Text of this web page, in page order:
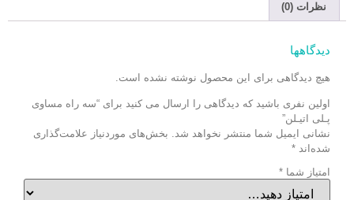
نظرات (0)
دیدگاهها
هیچ دیدگاهی برای این محصول نوشته نشده است.
اولین نفری باشید که دیدگاهی را ارسال می کنید برای “سه راه مساوی
پـلی اتیـلن”
نشانی ایمیل شما منتشر نخواهد شد. بخش‌های موردنیاز علامت‌گذاری
شده‌اند *
امتیاز شما *